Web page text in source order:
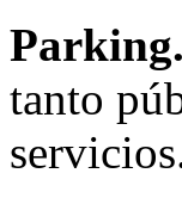
Parking.
tanto